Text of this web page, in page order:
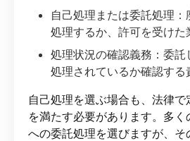
自己処理または委託処理
処理するか、許可を受けた
処理状況の確認義務：委
処理されているか確認する
自己処理を選ぶ場合も、法律
を満たす必要があります。多
への委託処理を選びますが、そ